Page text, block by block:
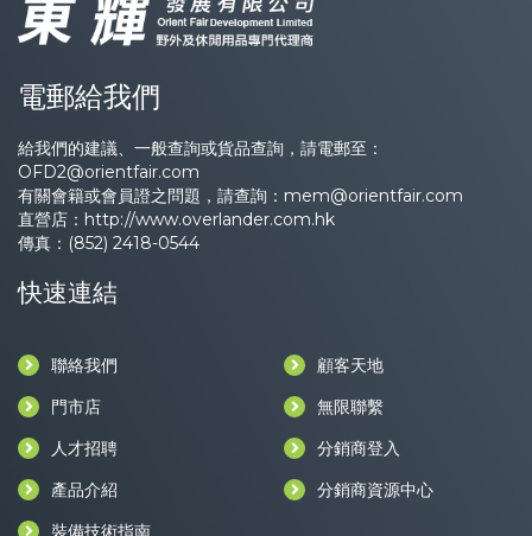
電郵給我們
給我們的建議、一般查詢或貨品查詢，請電郵至：
OFD2@orientfair.com
有關會籍或會員證之問題，請查詢： mem@orientfair.com
直營店： http://www.overlander.com.hk
傳真：(852) 2418-0544
快速連結
聯絡我們
門市店
人才招聘
產品介紹
裝備技術指南
顧客天地
無限聯繫
分銷商登入
分銷商資源中心